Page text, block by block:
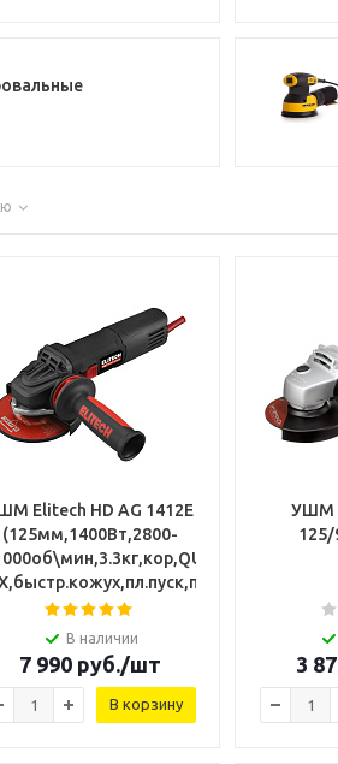
Elitech HD AG 1412E
(125мм,1400Вт,2800-
В наличии
7 990руб./шт
В корзину
УШМ
3